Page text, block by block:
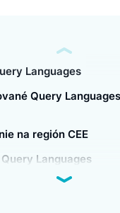
Languages
Query
na región CEE
Languages